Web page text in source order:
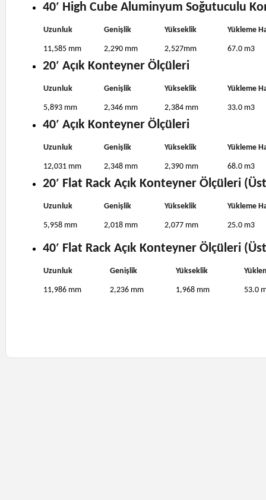
40′ High Cube Aluminyum Soğutuculu
Uzunluk Genişlik Yükseklik Yükleme
11,585 mm 2,290 mm 2,527mm 67.0 m3
20′ Açık Konteyner Ölçüleri
Uzunluk Genişlik Yükseklik Yükleme
5,893 mm 2,346 mm 2,384 mm 33.0 m3
40′ Açık Konteyner Ölçüleri
Uzunluk Genişlik Yükseklik Yükleme
12,031 mm 2,348 mm 2,390 mm 68.0 m3
20′ Flat Rack Açık Konteyner Ölçüleri
Uzunluk Genişlik Yükseklik Yükleme
5,958 mm 2,018 mm 2,077 mm 25.0 m3
40′ Flat Rack Açık Konteyner Ölçüleri
Uzunluk Genişlik Yükseklik
11,986 mm 2,236 mm 1,968 mm 53.0